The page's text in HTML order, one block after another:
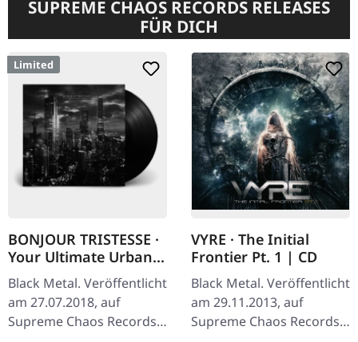
SUPREME CHAOS RECORDS RELEASES
FÜR DICH
Limited
BONJOUR TRISTESSE ·
Your Ultimate Urban
Nightmare | BLACK LP
Black Metal. Veröffentlicht
am 27.07.2018, auf
Supreme Chaos Records.
VYRE · The Initial
Frontier Pt. 1 | CD
Black Metal. Veröffentlicht
am 29.11.2013, auf
Supreme Chaos Records.